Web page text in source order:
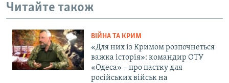
Читайте також
ВІЙНА ТА КРИМ
«Для них із Кримом розпочнеться
важка історія»: командир ОТУ
«Одеса» – про пастку для
російських військ на